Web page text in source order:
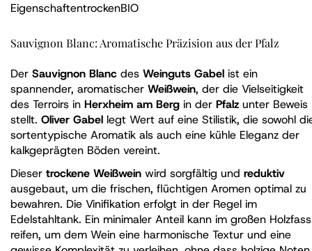
EigenschaftentrockenBIO
Sauvignon Blanc: Aromatische Präzision aus der Pfalz
Der Sauvignon Blanc des Weinguts Gabel ist ein
spannender, aromatischer Weißwein, der die Vielseitigkeit
des Terroirs in Herxheim am Berg in der Pfalz unter Beweis
stellt. Oliver Gabel legt Wert auf eine Stilistik, die sowohl
sortentypische Aromatik als auch eine kühle Eleganz der
kalkgeprägten Böden vereint.
Dieser trockene Weißwein wird sorgfältig und reduktiv
ausgebaut, um die frischen, flüchtigen Aromen optimal zu
bewahren. Die Vinifikation erfolgt in der Regel im
Edelstahltank. Ein minimaler Anteil kann im großen Holzfass
reifen, um dem Wein eine harmonische Textur und eine